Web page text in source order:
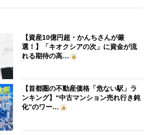
【資産10億円超・かんちさんが厳
選！】「キオクシアの次」に資金が流
れる期待の高…
【首都圏の不動産価格「危ない駅」ラ
ンキング】“中古マンション売れ行き鈍
化”のワー…